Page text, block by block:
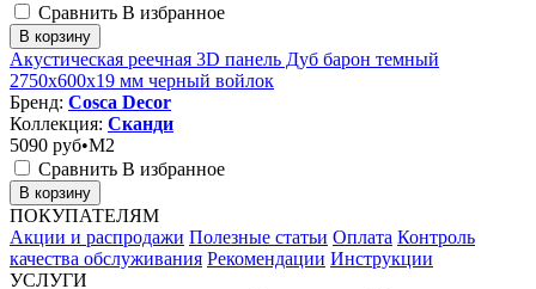
Сравнить В избранное
В корзину
Акустическая реечная 3D панель Дуб барон темный
2750x600x19 мм черный войлок
Бренд: Cosca Decor
Коллекция: Сканди
5090 руб•M2
Сравнить В избранное
В корзину
ПОКУПАТЕЛЯМ
Акции и распродажи Полезные статьи Оплата Контроль
качества обслуживания Рекомендации Инструкции
УСЛУГИ